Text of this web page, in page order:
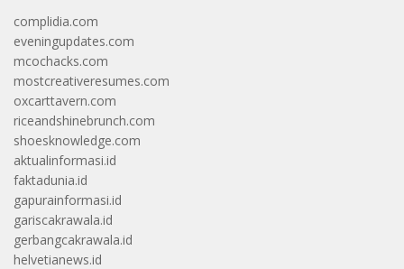
complidia.com
eveningupdates.com
mcochacks.com
mostcreativeresumes.com
oxcarttavern.com
riceandshinebrunch.com
shoesknowledge.com
aktualinformasi.id
faktadunia.id
gapurainformasi.id
gariscakrawala.id
gerbangcakrawala.id
helvetianews.id